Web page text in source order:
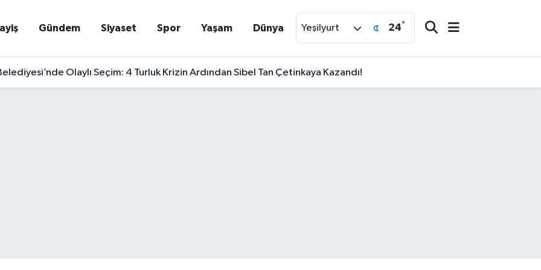
Gündem Siyaset Spor Yaşam Dünya Yeşilyurt 24°
Olaylı Seçim: 4 Turluk Krizin Ardından Sibel Tan Çetinkaya Kazandı!
Yakalanan Suikast Timi Firarisi Burkay Karatepe Tutuklandı!